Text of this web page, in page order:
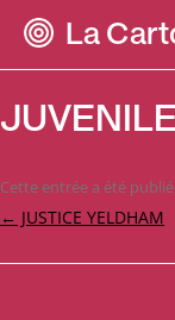
La
Cette entrée a été
Navigation
← JUSTICE YELDHAM